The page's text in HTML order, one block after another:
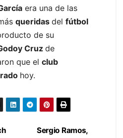
era una de las
queridas del fútbol
de su
Cruz de
que el club
hoy.
Sergio Ramos,